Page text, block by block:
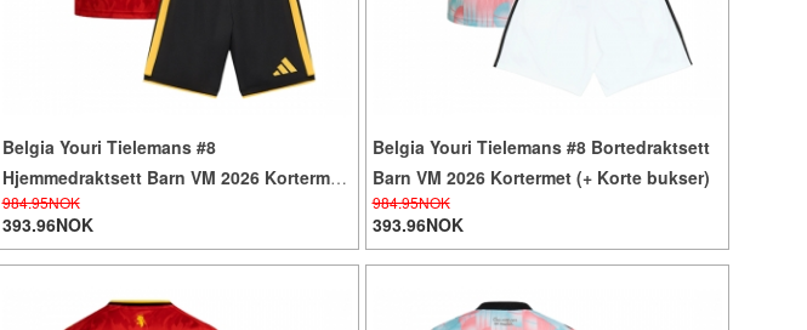
Belgia Youri Tielemans #8
Hjemmedraktsett Barn VM 2026 Kortermet
(+ Korte bukser)
984.95NOK
393.96NOK
Belgia Youri Tielemans #8 Bortedraktsett
Barn VM 2026 Kortermet (+ Korte bukser)
984.95NOK
393.96NOK